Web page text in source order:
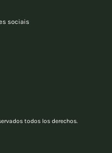
sociais
todos los derechos.